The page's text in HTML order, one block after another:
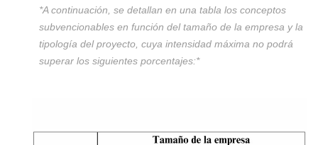
*A continuación, se detallan en una tabla los conceptos
subvencionables en función del tamaño de la empresa y la
tipología del proyecto, cuya intensidad máxima no podrá
superar los siguientes porcentajes:*